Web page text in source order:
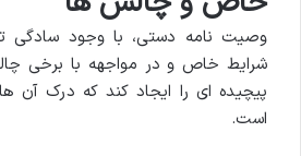
وصیت نامه دستی، با وجود سادگی
شرایط خاص و در مواجهه با برخی
پیچیده ای را ایجاد کند که درک آن
است.